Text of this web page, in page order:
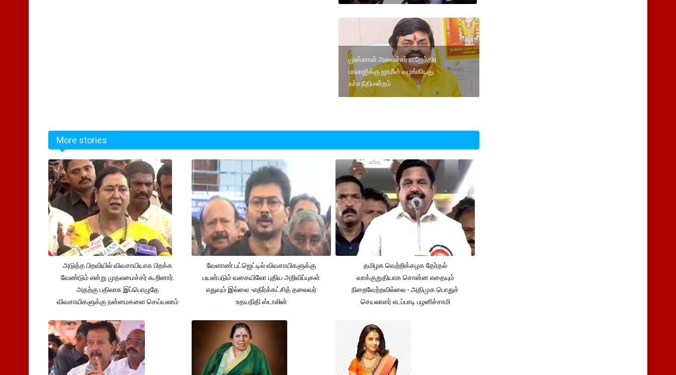
முன்னாள் அமைச்சர் ராஜேந்திர
பாலாஜிக்கு ஜாமீன் வழங்கியது
உச்சநீதிமன்றம்
More stories
அடுத்த பிறவியில் விவசாயியாக பிறக்க
வேண்டும் என்று முதலமைச்சர் கூறினார்.
அதற்கு பதிலாக இப்பொழுதே
விவசாயிகளுக்கு நன்மைகளை செய்யலாம்
வேளாண் பட்ஜெட்டில் விவசாயிகளுக்கு
பயன்படும் வகையிலோ புதிய அறிவிப்புகள்
எதுவும் இல்லை -எதிர்க்கட்சித் தலைவர்
உதயநிதி ஸ்டாலின்
தமிழக வெற்றிக்கழக தேர்தல்
வாக்குறுதியாக சொன்ன எதையும்
நிறைவேற்றவில்லை.- அதிமுக பொதுச்
செயலாளர் எடப்பாடி பழனிச்சாமி